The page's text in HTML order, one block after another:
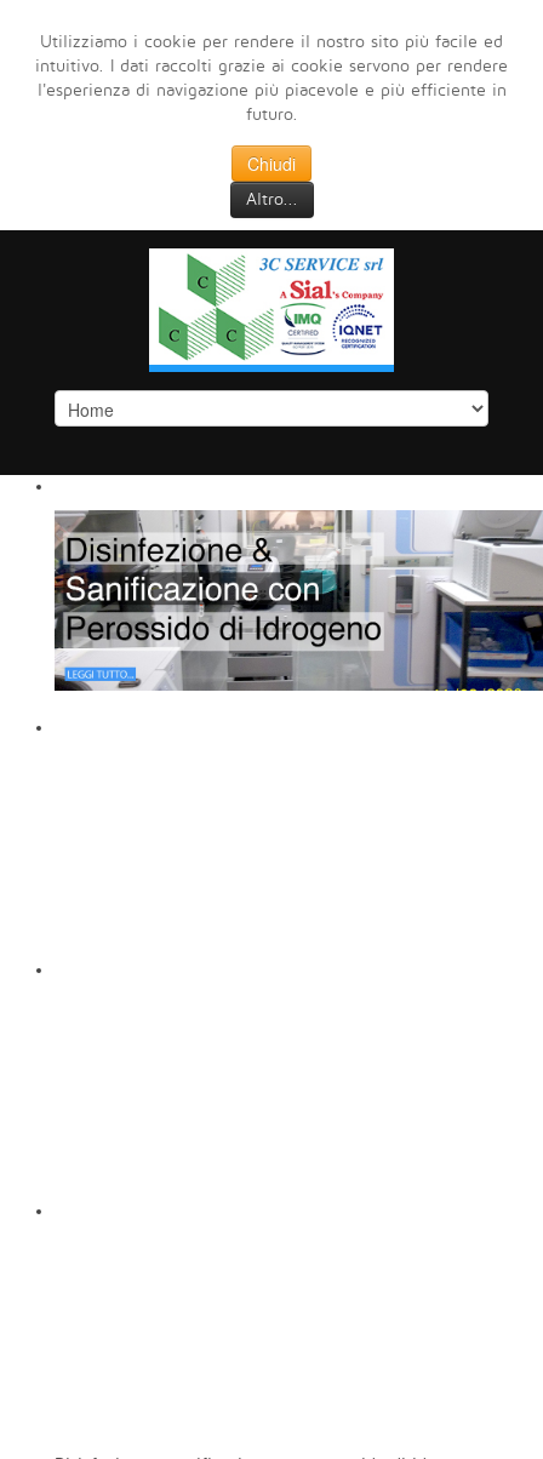
Utilizziamo i cookie per rendere il nostro sito più facile ed
intuitivo. I dati raccolti grazie ai cookie servono per rendere
l'esperienza di navigazione più piacevole e più efficiente in
futuro.
Chiudi
Altro...